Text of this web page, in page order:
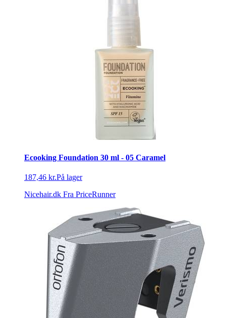
Ecooking Foundation 30 ml - 05 Caramel
187,46 kr.På lager
Nicehair.dk Fra PriceRunner